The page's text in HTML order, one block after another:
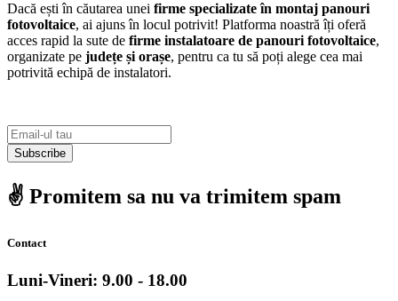
Dacă ești în căutarea unei firme specializate în montaj panouri
fotovoltaice, ai ajuns în locul potrivit! Platforma noastră îți oferă
acces rapid la sute de firme instalatoare de panouri fotovoltaice,
organizate pe județe și orașe, pentru ca tu să poți alege cea mai
potrivită echipă de instalatori.
Subscribe
✌️ Promitem sa nu va trimitem spam
Contact
Luni-Vineri: 9.00 - 18.00